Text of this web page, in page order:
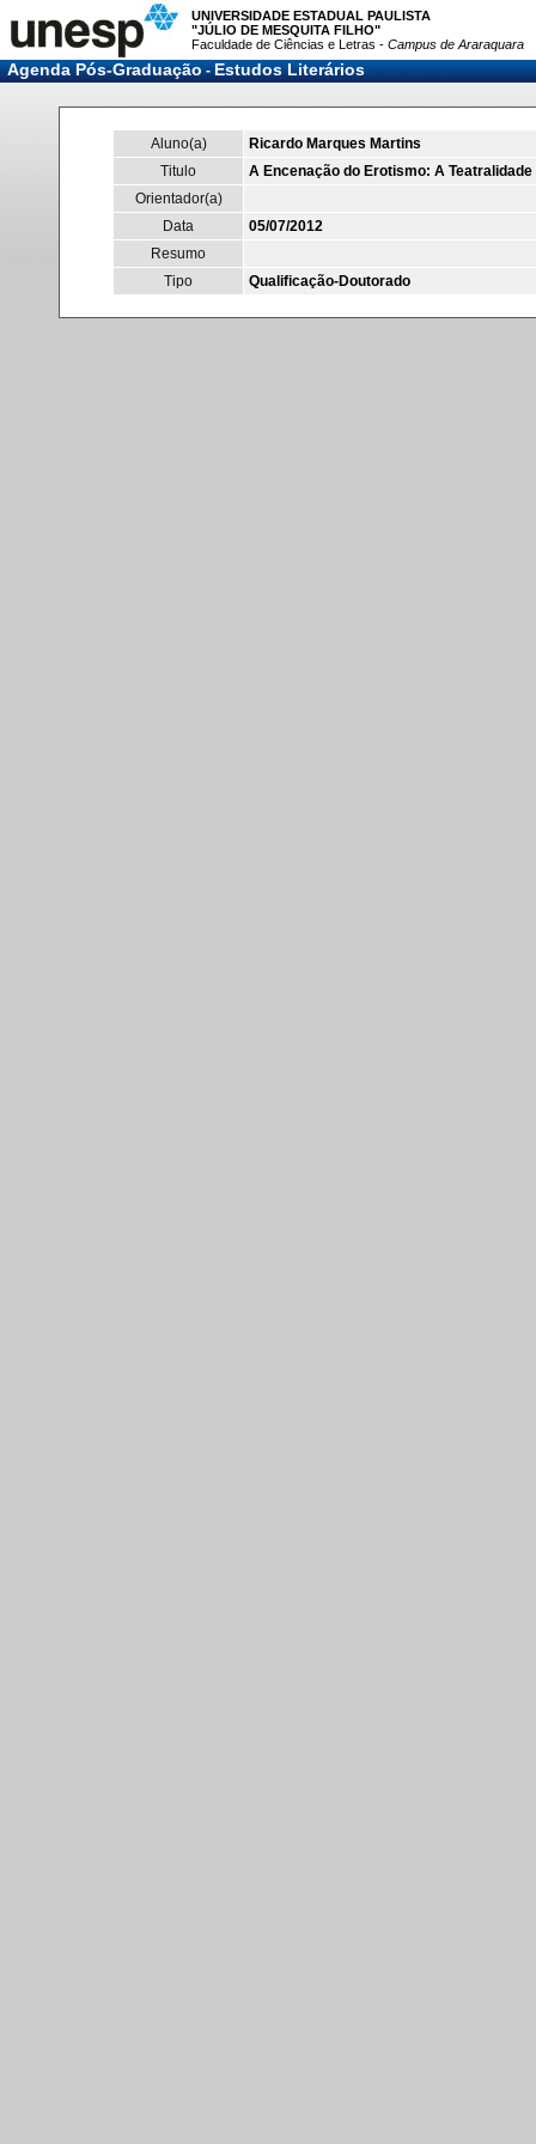
UNIVERSIDADE ESTADUAL PAULISTA
"JÚLIO DE MESQUITA FILHO"
Faculdade de Ciências e Letras - Campus de Araraquara
Agenda Pós-Graduação-Estudos Literários
Aluno(a)
Ricardo Marques Martins
Titulo
A Encenação do Erotismo: A
Orientador(a)
Data
05/07/2012
Resumo
Tipo
Qualificação-Doutorado